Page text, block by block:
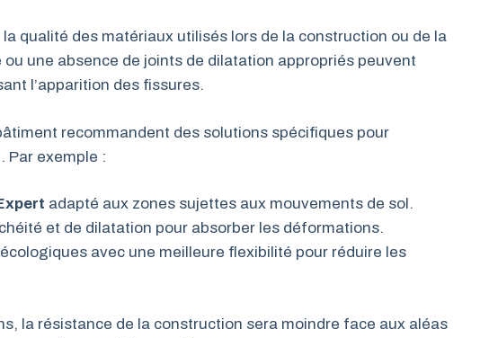
qualité des matériaux utilisés lors de la construction ou de la
une absence de joints de dilatation appropriés peuvent
l’apparition des fissures.
recommandent des solutions spécifiques pour
. Par exemple :
adapté aux zones sujettes aux mouvements de sol.
et de dilatation pour absorber les déformations.
avec une meilleure flexibilité pour réduire les
la résistance de la construction sera moindre face aux aléas